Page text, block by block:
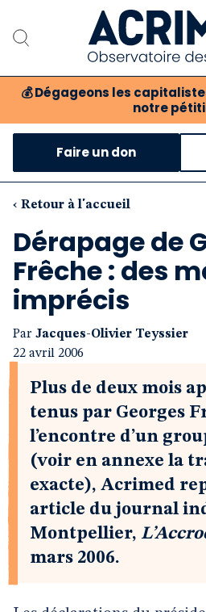
💰 Dégageons les
notre
Notre
Notre critique
Nos
Notre
Faire un don
‹ Retour à l'accueil
Dérapage de
Frêche : des
imprécis
Par Jacques-Olivier Teyssier
22 avril 2006
Plus de deux mois
tenus par Georges
l’encontre d’un
(voir en annexe la
exacte), Acrimed
article du journal
Montpellier,
mars 2006.